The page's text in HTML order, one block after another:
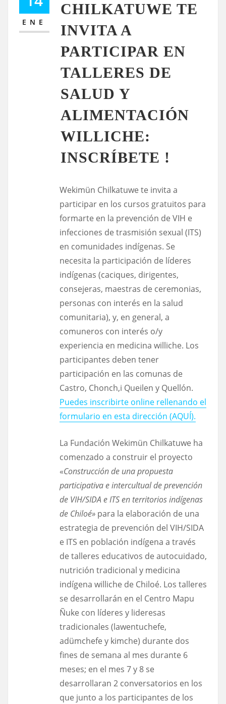
ENE
CHILKATUWE TE
INVITA A
PARTICIPAR EN
TALLERES DE
SALUD Y
ALIMENTACIÓN
WILLICHE:
INSCRÍBETE !
Wekimün Chilkatuwe te invita a
participar en los cursos gratuitos para
formarte en la prevención de VIH e
infecciones de trasmisión sexual (ITS)
en comunidades indígenas. Se
necesita la participación de líderes
indígenas (caciques, dirigentes,
consejeras, maestras de ceremonias,
personas con interés en la salud
comunitaria), y, en general, a
comuneros con interés o/y
experiencia en medicina williche. Los
participantes deben tener
participación en las comunas de
Castro, Chonch,i Queilen y Quellón.
Puedes inscribirte online rellenando el
formulario en esta dirección (AQUÍ).
La Fundación Wekimün Chilkatuwe ha
comenzado a construir el proyecto
«Construcción de una propuesta
participativa e intercultual de prevención
de VIH/SIDA e ITS en territorios indígenas
de Chiloé» para la elaboración de una
estrategia de prevención del VIH/SIDA
e ITS en población indígena a través
de talleres educativos de autocuidado,
nutrición tradicional y medicina
indígena williche de Chiloé. Los talleres
se desarrollarán en el Centro Mapu
Ñuke con líderes y lideresas
tradicionales (lawentuchefe,
adümchefe y kimche) durante dos
fines de semana al mes durante 6
meses; en el mes 7 y 8 se
desarrollaran 2 conversatorios en los
que junto a los participantes de los